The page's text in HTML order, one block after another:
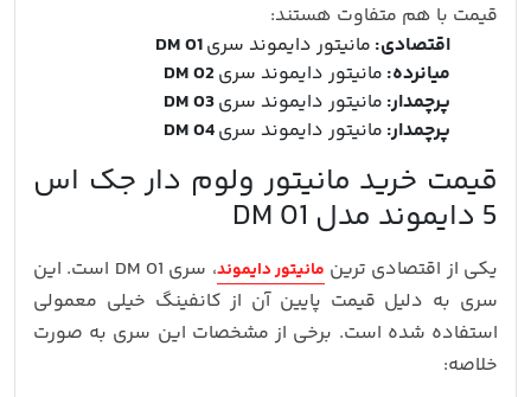
قیمت با هم متفاوت هستند:
اقتصادی: مانیتور دایموند سریDM 01
میانرده: مانیتور دایموند سریDM 02
پرچمدار: مانیتور دایموند سریDM 03
پرچمدار: مانیتور دایموند سریDM 04
قیمت خرید مانیتور ولوم دار جک اس
5 دایموند مدل DM 01
یکی از اقتصادی ترین مانیتور دایموند
، سری DM 01 است. این
سری به دلیل قیمت پایین آن از کانفینگ خیلی معمولی
استفاده شده است. برخی از مشخصات این سری به صورت
خلاصه: